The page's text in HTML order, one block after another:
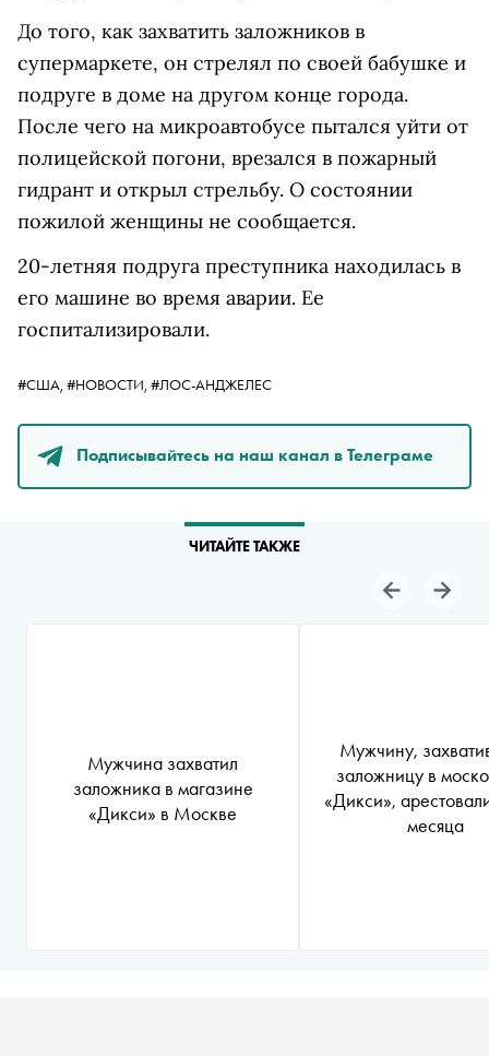
До того, как захватить заложников в
супермаркете, он стрелял по своей бабушке и
подруге в доме на другом конце города.
После чего на микроавтобусе пытался уйти от
полицейской погони, врезался в пожарный
гидрант и открыл стрельбу. О состоянии
пожилой женщины не сообщается.
20-летняя подруга преступника находилась в
его машине во время аварии. Ее
госпитализировали.
#США, #НОВОСТИ, #ЛОС-АНДЖЕЛЕС
Подписывайтесь на наш канал в Телеграме
ЧИТАЙТЕ ТАКЖЕ
Мужчина захватил
заложника в магазине
«Дикси» в Москве
Мужчину,
заложницу в
«Дикси»,
месяца